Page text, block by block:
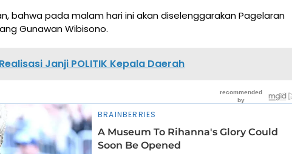
bahwa pada malam hari ini akan diselenggarakan Pagelaran
Gunawan Wibisono.
Janji POLITIK Kepala Daerah